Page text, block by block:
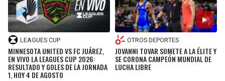
LEAGUES CUP
MINNESOTA UNITED VS FC JUÁREZ,
EN VIVO LA LEAGUES CUP 2026:
RESULTADO Y GOLES DE LA JORNADA
1, HOY 4 DE AGOSTO
OTROS DEPORTES
JOVANNI TOVAR SOMETE A LA ÉLITE Y
SE CORONA CAMPEÓN MUNDIAL DE
LUCHA LIBRE